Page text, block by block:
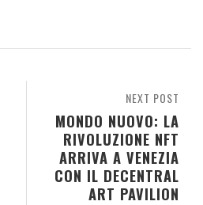
NEXT POST
MONDO NUOVO: LA
RIVOLUZIONE NFT
ARRIVA A VENEZIA
CON IL DECENTRAL
ART PAVILION